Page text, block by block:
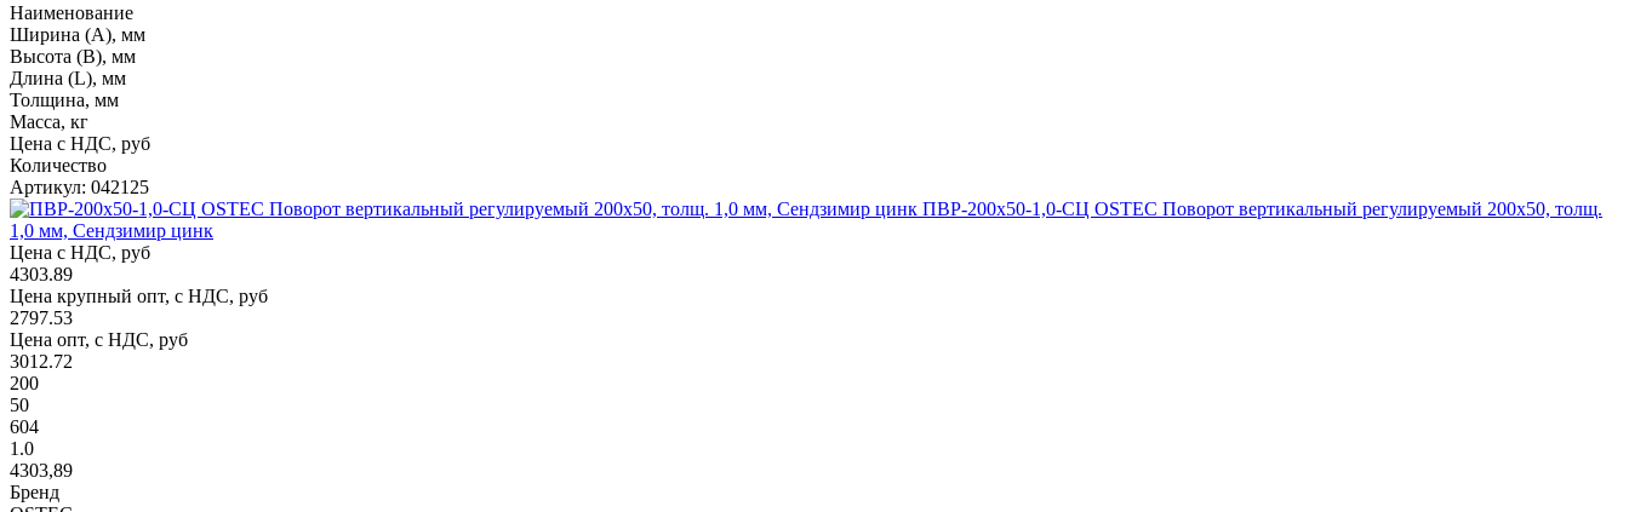
Наименование
Ширина (А), мм
Высота (В), мм
Длина (L), мм
Толщина, мм
Масса, кг
Цена с НДС, руб
Количество
Артикул: 042125
ПВР-200х50-1,0-СЦ OSTEC Поворот вертикальный регулируемый 200х50, толщ.
1,0 мм, Сендзимир цинк
Цена с НДС, руб
4303.89
Цена крупный опт, с НДС, руб
2797.53
Цена опт, с НДС, руб
3012.72
200
50
604
1.0
4303,89
Бренд